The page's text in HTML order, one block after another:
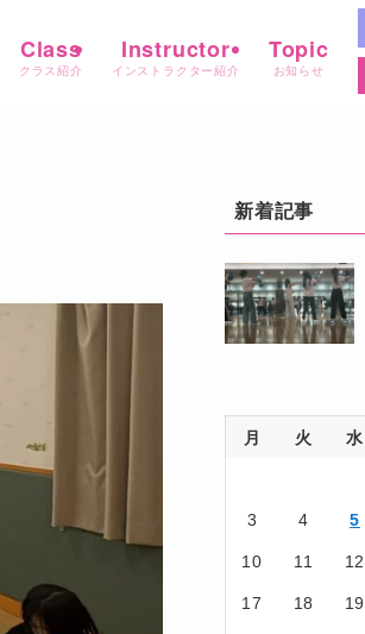
Class
クラス紹介
Instructor
インストラクター紹介
Topic
お知らせ
新着記事
月 火 水
3 4 5
10 11 12
17 18 19